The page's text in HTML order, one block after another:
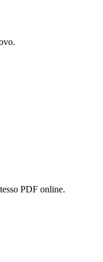
PDF online.